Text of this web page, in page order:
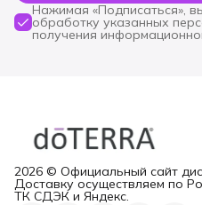
Нажимая «Подписаться»,
обработку указанных
получения
2026 © Официальный сайт
Доставку осуществляем по
ТК СДЭК и Яндекс.